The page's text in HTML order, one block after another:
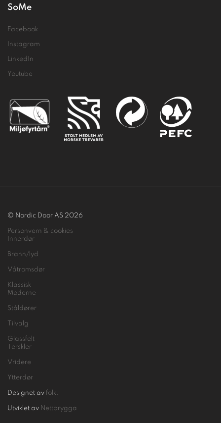
SoMe
Facebook
Instagram
LinkedIn
Youtube
© Nordic Door AS 2026
Personvern & cookies
Innerdør
Brann/lyd
Våtromsdør
Klassisk
Moderne
Ståldører
Tilvalg
Glassfelt
Terskler
Vridere
Ytterdør
Designet av folk.
Utviklet av Nettbrygga